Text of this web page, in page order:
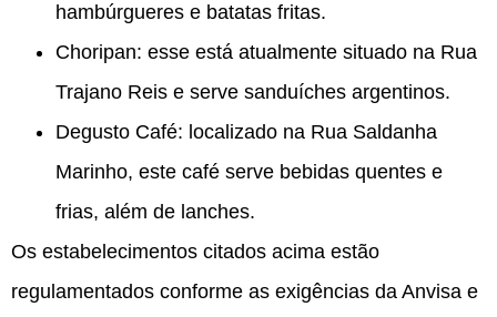
hambúrgueres e batatas fritas.
Choripan: esse está atualmente situado na Rua
Trajano Reis e serve sanduíches argentinos.
Degusto Café: localizado na Rua Saldanha
Marinho, este café serve bebidas quentes e
frias, além de lanches.
Os estabelecimentos citados acima estão
regulamentados conforme as exigências da Anvisa e